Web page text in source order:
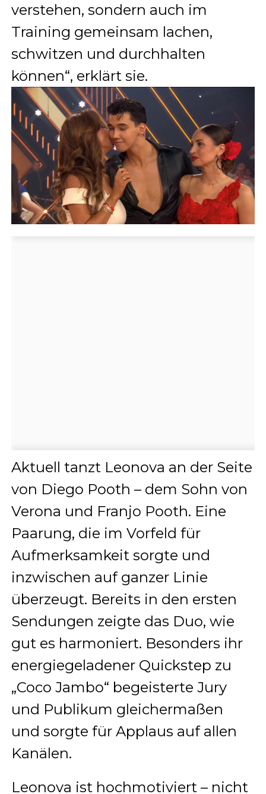
verstehen, sondern auch im
Training gemeinsam lachen,
schwitzen und durchhalten
können“, erklärt sie.
Aktuell tanzt Leonova an der Seite
von Diego Pooth – dem Sohn von
Verona und Franjo Pooth. Eine
Paarung, die im Vorfeld für
Aufmerksamkeit sorgte und
inzwischen auf ganzer Linie
überzeugt. Bereits in den ersten
Sendungen zeigte das Duo, wie
gut es harmoniert. Besonders ihr
energiegeladener Quickstep zu
„Coco Jambo“ begeisterte Jury
und Publikum gleichermaßen
und sorgte für Applaus auf allen
Kanälen.
Leonova ist hochmotiviert – nicht